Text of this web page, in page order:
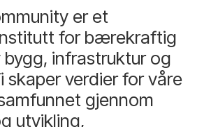
er et
for bærekraftig
bygg, infrastruktur og
skaper verdier for våre
gjennom
utvikling,